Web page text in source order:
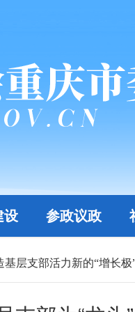
设 参政议政
基层支部活力新的“增长极